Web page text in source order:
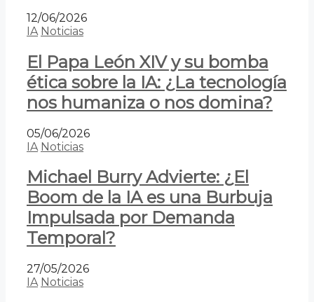
12/06/2026
IA Noticias
El Papa León XIV y su bomba
ética sobre la IA: ¿La tecnología
nos humaniza o nos domina?
05/06/2026
IA Noticias
Michael Burry Advierte: ¿El
Boom de la IA es una Burbuja
Impulsada por Demanda
Temporal?
27/05/2026
IA Noticias